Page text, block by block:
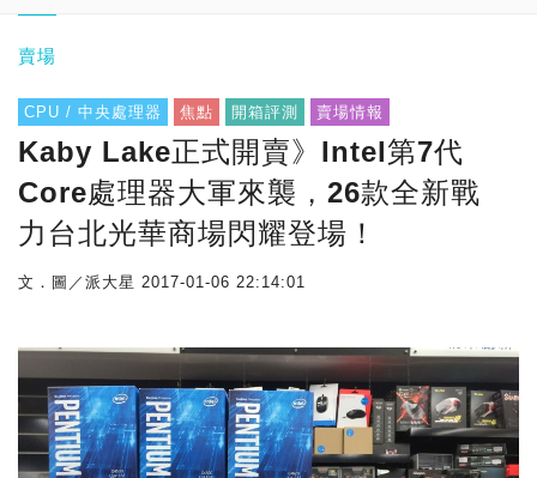
賣場
CPU / 中央處理器 焦點 開箱評測 賣場情報
Kaby Lake正式開賣》Intel第7代
Core處理器大軍來襲，26款全新戰
力台北光華商場閃耀登場！
文．圖／派大星 2017-01-06 22:14:01